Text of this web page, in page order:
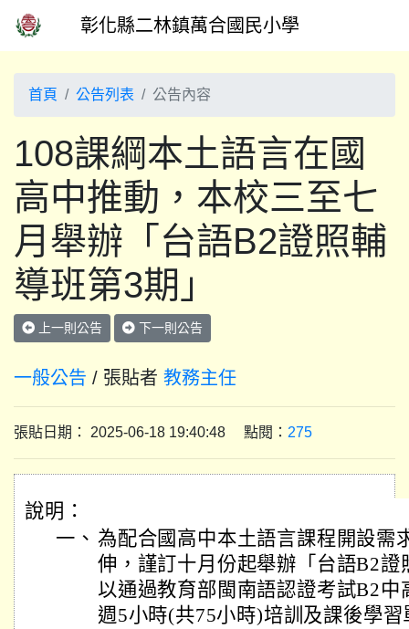
彰化縣二林鎮萬合國民小學
首頁 公告列表 公告內容
108課綱本土語言在國
高中推動，本校三至七
月舉辦「台語B2證照輔
導班第3期」
上一則公告 下一則公告
一般公告 / 張貼者 教務主任
張貼日期： 2025-06-18 19:40:48 點閱： 275
說明：
一、 為配合國高中本土語言課程開設需
伸，謹訂十月份起舉辦「台語B2
以通過教育部閩南語認證考試B2
週5小時(共75小時)培訓及課後學